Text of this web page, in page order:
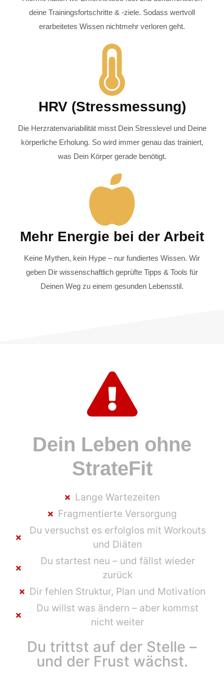
deine Trainingsfortschritte & -ziele. Sodass wertvoll
erarbeitetes Wissen nichtmehr verloren geht.
HRV (Stressmessung)
Die Herzratenvariabilität misst Dein Stresslevel und Deine
körperliche Erholung. So wird immer genau das trainiert,
was Dein Körper gerade benötigt.
Mehr Energie bei der Arbeit
Keine Mythen, kein Hype – nur fundiertes Wissen. Wir
geben Dir wissenschaftlich geprüfte Tipps & Tools für
Deinen Weg zu einem gesunden Lebensstil.
Dein Leben ohne
StrateFit
Lange Wartezeiten
Fragmentierte Versorgung
Du versuchst es erfolglos mit Workouts
und Diäten
Du startest neu – und fällst wieder
zurück
Dir fehlen Struktur, Plan und Motivation
Du willst was ändern – aber kommst
nicht weiter
Du trittst auf der Stelle –
und der Frust wächst.